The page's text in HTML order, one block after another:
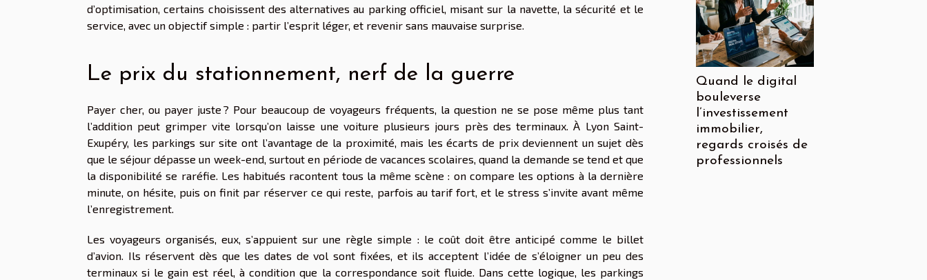
d’optimisation, certains choisissent des alternatives au parking officiel, misant sur la navette, la sécurité et le
service, avec un objectif simple : partir l’esprit léger, et revenir sans mauvaise surprise.
Le prix du stationnement, nerf de la guerre
Payer cher, ou payer juste ? Pour beaucoup de voyageurs fréquents, la question ne se pose même plus tant
l’addition peut grimper vite lorsqu’on laisse une voiture plusieurs jours près des terminaux. À Lyon Saint-
Exupéry, les parkings sur site ont l’avantage de la proximité, mais les écarts de prix deviennent un sujet dès
que le séjour dépasse un week-end, surtout en période de vacances scolaires, quand la demande se tend et que
la disponibilité se raréfie. Les habitués racontent tous la même scène : on compare les options à la dernière
minute, on hésite, puis on finit par réserver ce qui reste, parfois au tarif fort, et le stress s’invite avant même
l’enregistrement.
Les voyageurs organisés, eux, s’appuient sur une règle simple : le coût doit être anticipé comme le billet
d’avion. Ils réservent dès que les dates de vol sont fixées, et ils acceptent l’idée de s’éloigner un peu des
terminaux si le gain est réel, à condition que la correspondance soit fluide. Dans cette logique, les parkings
Quand le digital
bouleverse
l’investissement
immobilier,
regards croisés de
professionnels